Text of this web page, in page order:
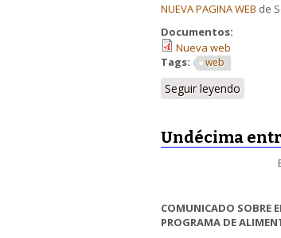
NUEVA PAGINA WEB de
Documentos:
Nueva web
Tags:
web
Seguir leyendo
Undécima
En Illapel, 24
COMUNICADO SOBRE
PROGRAMA DE